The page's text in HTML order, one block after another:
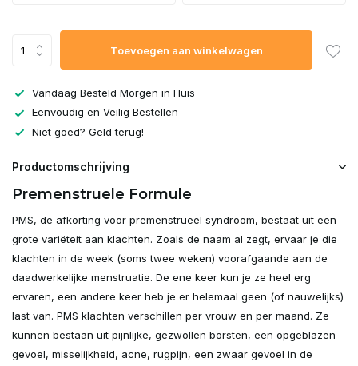
Toevoegen aan winkelwagen
Vandaag Besteld Morgen in Huis
Eenvoudig en Veilig Bestellen
Niet goed? Geld terug!
Productomschrijving
Premenstruele Formule
PMS, de afkorting voor premenstrueel syndroom, bestaat uit een
grote variëteit aan klachten. Zoals de naam al zegt, ervaar je die
klachten in de week (soms twee weken) voorafgaande aan de
daadwerkelijke menstruatie. De ene keer kun je ze heel erg
ervaren, een andere keer heb je er helemaal geen (of nauwelijks)
last van. PMS klachten verschillen per vrouw en per maand. Ze
kunnen bestaan uit pijnlijke, gezwollen borsten, een opgeblazen
gevoel, misselijkheid, acne, rugpijn, een zwaar gevoel in de